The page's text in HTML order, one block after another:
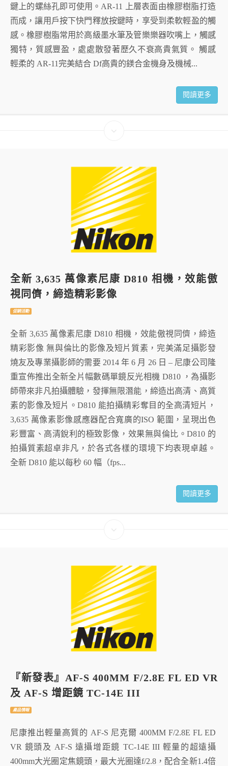
鍵上的螺絲孔即可使用。AR-11 上層表面由橡膠樹脂打造
而成，讓用戶按下快門釋放按鍵時，享受到柔軟輕盈的觸
感。橡膠樹脂常用於高級墨水筆及管樂樂器吹嘴上，觸感
獨特，質感豐盈，處處散發著歷久不衰高貴氣質。 觸感
輕柔的 AR-11完美結合 Df高貴的鎂合金機身及機械...
閱讀更多
全新 3,635 萬像素尼康 D810 相機，效能傲
視同儕，締造精彩影像
促銷活動
全新 3,635 萬像素尼康 D810 相機，效能傲視同儕，締造
精彩影像 無與倫比的影像及短片質素，完美滿足攝影發
燒友及專業攝影師的需要 2014 年 6 月 26 日 – 尼康公司隆
重宣佈推出全新全片幅數碼單鏡反光相機 D810 ，為攝影
師帶來非凡拍攝體驗，發揮無限潛能，締造出高清、高質
素的影像及短片。D810 能拍攝精彩奪目的全高清短片，
3,635 萬像素影像感應器配合寬廣的ISO 範圍，呈現出色
彩豐富、高清銳利的極致影像，效果無與倫比。D810 的
拍攝質素超卓非凡，於各式各樣的環境下均表現卓越。
全新 D810 能以每秒 60 幅（fps...
閱讀更多
『新發表』AF-S 400MM F/2.8E FL ED VR
及 AF-S 增距鏡 TC-14E III
產品情報
尼康推出輕量高質的 AF-S 尼克爾 400MM F/2.8E FL ED
VR 鏡頭及 AF-S 遠攝增距鏡 TC-14E III 輕量的超遠攝
400mm大光圈定焦鏡頭，最大光圈達f/2.8，配合全新1.4倍